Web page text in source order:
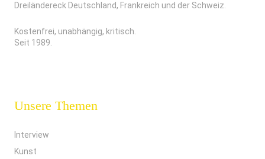
Dreiländereck Deutschland, Frankreich und der Schweiz.
Kostenfrei, unabhängig, kritisch.
Seit 1989.
Unsere Themen
Interview
Kunst